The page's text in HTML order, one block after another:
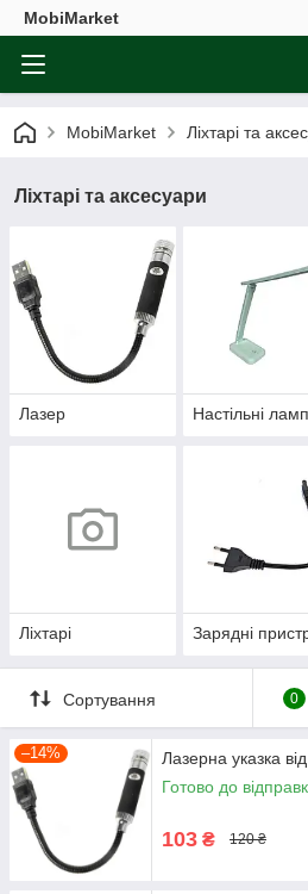
MobiMarket
MobiMarket Ліхтарі та
Ліхтарі та аксесуари
Лазер Настільні
Ліхтарі Зарядні
Сортування 0
–14%
Лазерна указка
Готово до
103 ₴ 120 ₴